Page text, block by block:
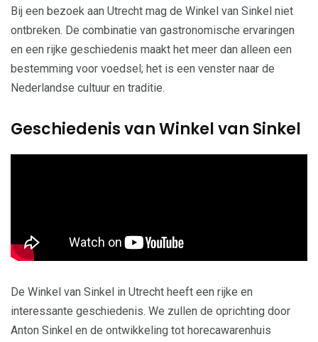
Bij een bezoek aan Utrecht mag de Winkel van Sinkel niet
ontbreken. De combinatie van gastronomische ervaringen
en een rijke geschiedenis maakt het meer dan alleen een
bestemming voor voedsel; het is een venster naar de
Nederlandse cultuur en traditie.
Geschiedenis van Winkel van Sinkel
De Winkel van Sinkel in Utrecht heeft een rijke en
interessante geschiedenis. We zullen de oprichting door
Anton Sinkel en de ontwikkeling tot horecawarenhuis